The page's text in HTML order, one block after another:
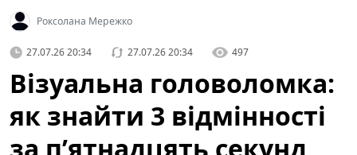
Роксолана Мережко
27.07.26 20:34 27.07.26 20:34 497
Візуальна головоломка:
як знайти 3 відмінності